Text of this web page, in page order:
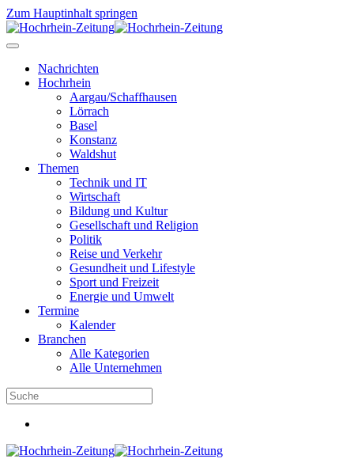
Zum Hauptinhalt springen
Nachrichten
Hochrhein
Aargau/Schaffhausen
Lörrach
Basel
Konstanz
Waldshut
Themen
Technik und IT
Wirtschaft
Bildung und Kultur
Gesellschaft und Religion
Politik
Reise und Verkehr
Gesundheit und Lifestyle
Sport und Freizeit
Energie und Umwelt
Termine
Kalender
Branchen
Alle Kategorien
Alle Unternehmen